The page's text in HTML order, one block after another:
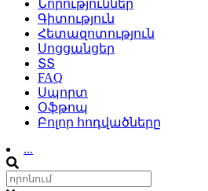
Նորություններ
Գիտություն
Հետազոտություն
Սոցցանցեր
ՏՏ
FAQ
Սպորտ
Օֆթոպ
Բոլոր հոդվածները
...